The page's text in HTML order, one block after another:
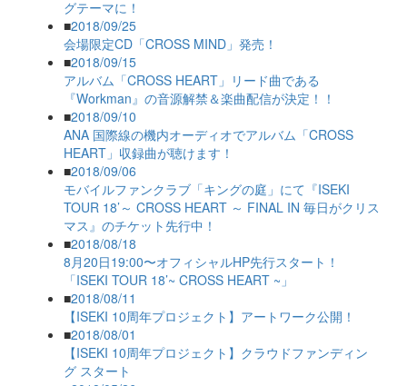
グテーマに！
■2018/09/25
会場限定CD「CROSS MIND」発売！
■2018/09/15
アルバム「CROSS HEART」リード曲である
『Workman』の音源解禁＆楽曲配信が決定！！
■2018/09/10
ANA 国際線の機内オーディオでアルバム「CROSS
HEART」収録曲が聴けます！
■2018/09/06
モバイルファンクラブ「キングの庭」にて『ISEKI
TOUR 18’～ CROSS HEART ～ FINAL IN 毎日がクリス
マス』のチケット先行中！
■2018/08/18
8月20日19:00〜オフィシャルHP先行スタート！
「ISEKI TOUR 18’~ CROSS HEART ~」
■2018/08/11
【ISEKI 10周年プロジェクト】アートワーク公開！
■2018/08/01
【ISEKI 10周年プロジェクト】クラウドファンディン
グ スタート